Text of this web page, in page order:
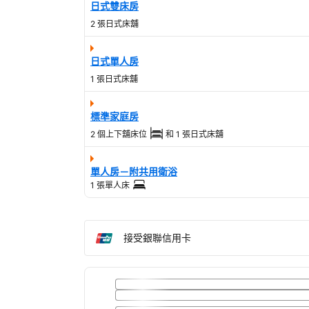
日式雙床房
2 張日式床舖
日式單人房
1 張日式床舖
標準家庭房
2 個上下舖床位 和 1 張日式床舖
單人房－附共用衛浴
1 張單人床
接受銀聯信用卡